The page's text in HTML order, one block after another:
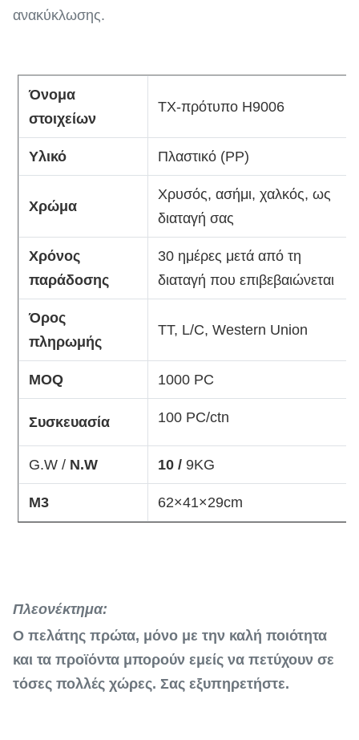
ανακύκλωσης.
Όνομα
στοιχείων
TX-πρότυπο H9006
Υλικό Πλαστικό (PP)
Χρώμα
Χρυσός, ασήμι, χαλκός, ως
διαταγή σας
Χρόνος
παράδοσης
30 ημέρες μετά από τη
διαταγή που επιβεβαιώνεται
Όρος
πληρωμής
TT, L/C, Western Union
MOQ 1000 PC
Συσκευασία 100 PC/ctn
G.W / N.W 10 /9KG
Μ3 62×41×29cm
Πλεονέκτημα:
Ο πελάτης πρώτα, μόνο με την καλή ποιότητα
και τα προϊόντα μπορούν εμείς να πετύχουν σε
τόσες πολλές χώρες. Σας εξυπηρετήστε.